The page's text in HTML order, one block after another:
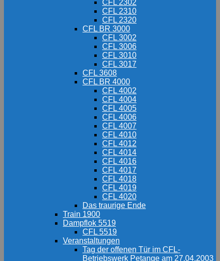
CFL 2302
CFL 2310
CFL 2320
CFL BR 3000
CFL 3002
CFL 3006
CFL 3010
CFL 3017
CFL 3608
CFL BR 4000
CFL 4002
CFL 4004
CFL 4005
CFL 4006
CFL 4007
CFL 4010
CFL 4012
CFL 4014
CFL 4016
CFL 4017
CFL 4018
CFL 4019
CFL 4020
Das traurige Ende
Train 1900
Dampflok 5519
CFL 5519
Veranstaltungen
Tag der offenen Tür im CFL-
Betriebswerk Petange am 27.04.2003